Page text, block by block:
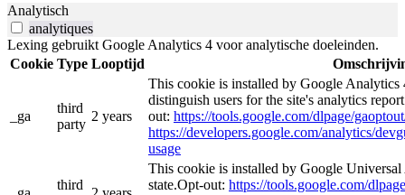
Analytisch
analytiques
Lexing gebruikt Google Analytics 4 voor analytische doeleinden.
Cookie Type Looptijd
_ga
third
party
2 years
This cookie is installed by Google Analytics
distinguish users for the site's analytics
out: https://tools.google.com/dlpage/
https://developers.google.com/analytics/
usage
third
This cookie is installed by Google Universal
state.Opt-out: https://tools.google.com/